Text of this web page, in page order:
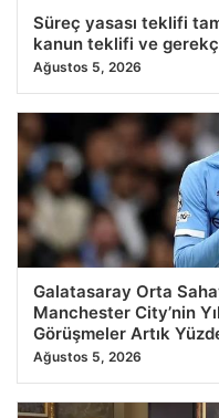
Süreç yasası teklifi
kanun teklifi ve
Ağustos 5, 2026
Galatasaray Orta
Manchester City’nin
Görüşmeler Artık
Ağustos 5, 2026